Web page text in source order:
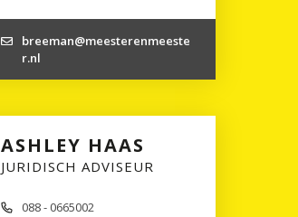
breeman@meesterenmeeste
r.nl
ASHLEY HAAS
JURIDISCH ADVISEUR
088 - 0665002